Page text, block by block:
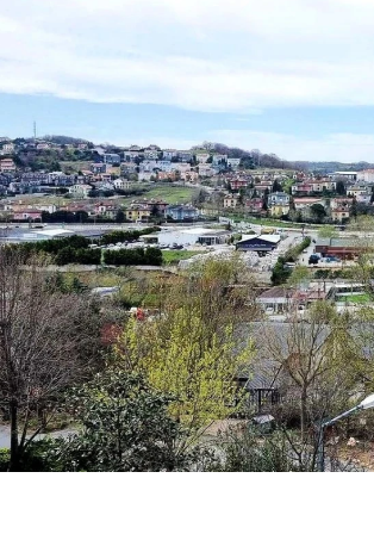
(Arşiv)
İMAR BARIŞI